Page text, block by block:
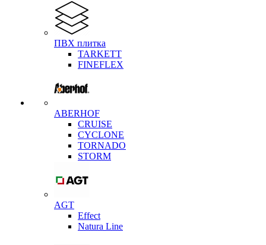
ПВХ плитка
TARKETT
FINEFLEX
ABERHOF
CRUISE
CYCLONE
TORNADO
STORM
AGT
Effect
Natura Line